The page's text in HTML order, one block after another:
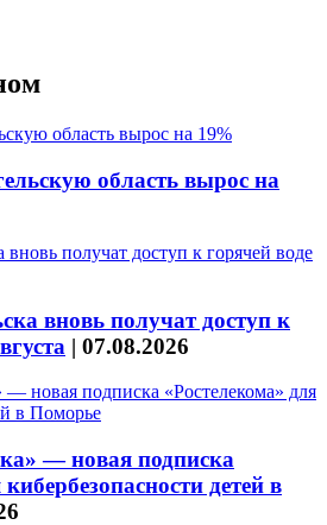
область вырос на
вновь получат доступ к
| 07.08.2026
— новая подписка
детей в